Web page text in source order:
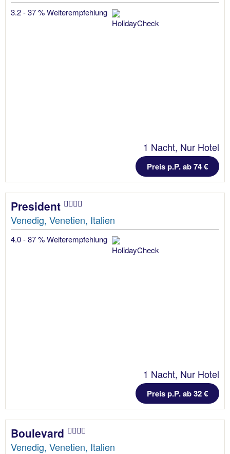
3.2 - 37 % Weiterempfehlung
1 Nacht, Nur Hotel
Preis p.P. ab 74 €
President
Venedig, Venetien, Italien
4.0 - 87 % Weiterempfehlung
1 Nacht, Nur Hotel
Preis p.P. ab 32 €
Boulevard
Venedig, Venetien, Italien